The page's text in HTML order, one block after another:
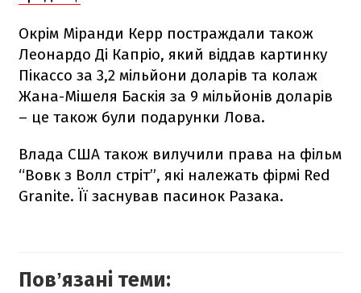
Окрім Міранди Керр постраждали також
Леонардо Ді Капріо, який віддав картинку
Пікассо за 3,2 мільйони доларів та колаж
Жана-Мішеля Баскія за 9 мільйонів доларів
– це також були подарунки Лова.
Влада США також вилучили права на фільм
“Вовк з Волл стріт”, які належать фірмі Red
Granite. Її заснував пасинок Разака.
Повʼязані теми: